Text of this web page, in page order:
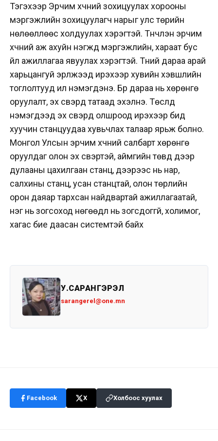
Тэгэхээр Эрчим хүчний зохицуулах хорооны
мэргэжлийн зохицуулагч нарыг улс төрийн
нөлөөллөөс холдуулах хэрэгтэй. Түүнчлэн эрчим
хүчний аж ахуйн нэгжүүд мэргэжлийн, хараат бус
үйл ажиллагаа явуулах хэрэгтэй. Түүний дараа арай
харьцангуй эрүүлжээд ирэхээр хувийн хэвшлийн
тоглолтууд илүү нэмэгдэнэ. Бүр дараа нь хөрөнгө
оруулалт, эх үүсвэрүүд татаад эхэлнэ. Төслүүд
нэмэгдээд эх үүсвэрүүд олшроод ирэхээр бид
хуучин станцуудаа хувьчлах талаар ярьж болно.
Монгол Улсын эрчим хүчний салбарт хөрөнгө
оруулдаг олон эх үүсвэртэй, аймгийн төвүүд дээр
дулааны цахилгаан станц, дээрээс нь нар,
салхины станц, усан станцтай, олон төрлийн
орон даяар тархсан найдвартай ажиллагаатай,
нэг нь зогсоход нөгөөдүүл нь зогсдоггүй, холимог,
хагас бие даасан системтэй байх
У.САРАНГЭРЭЛ
sarangerel@one.mn
Facebook X Холбоос хуулах